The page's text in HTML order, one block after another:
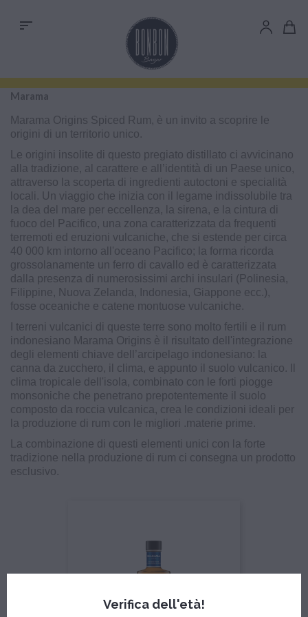
sort
Marama
Marama Origins Spiced Rum, è un invito a scoprire le
origini di un territorio unico.
Le origini insolite di questo pregiato distillato ci avvicinano
alla tradizione, al carattere e all’identità di un Paese unico,
attraverso la scoperta di ingredienti autoctoni e specialità
locali. Un viaggio che inizia con il legame indissolubile tra
la dea del mare per eccellenza, la sirena, e la cintura di
fuoco del Pacifico, una zona caratterizzata da frequenti
terremoti ed eruzioni vulcaniche, che si estende per circa
40 000 km intorno all'oceano Pacifico; la forma ricorda
grossolanamente un ferro di cavallo ed è caratterizzata
dalla presenza di numerosissimi archi insulari (Polinesia,
Filippine, Nuova Zelanda, Indonesia, Giappone ecc.),
fosse oceaniche e catene montuose vulcaniche.
I terreni vulcanici di queste terre sono molto fertili e il rum
indonesiano Marama Origins è il risultato dell'integrazione
degli elementi chiave dell’arcipelago indonesiano: la
canna da zucchero, il clima, e appunto il suolo vulcanico. Il
clima tropicale dell'isola, combinato con le forti piogge
monsoniche che penetrano prepotentemente il suolo
composto da roccia vulcanica, crea le condizioni ideali per
la produzione di rum con le migliori .materie prime.
La combinazione di questi elementi unici con la forte
tradizione nella produzione di rum ci consegna un prodotto
esclusivo.
Verifica dell'età!